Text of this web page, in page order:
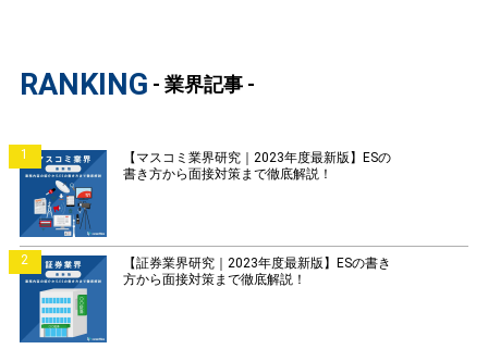
RANKING - 業界記事 -
1
【マスコミ業界研究｜2023年度最新版】ESの
書き方から面接対策まで徹底解説！
2
【証券業界研究｜2023年度最新版】ESの書き
方から面接対策まで徹底解説！